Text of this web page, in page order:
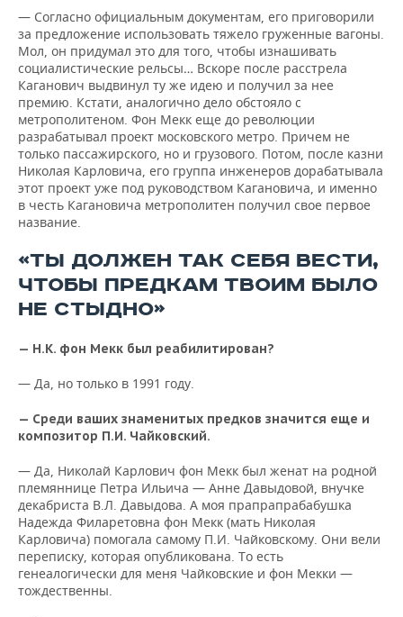
— Согласно официальным документам, его приговорили
за предложение использовать тяжело груженные вагоны.
Мол, он придумал это для того, чтобы изнашивать
социалистические рельсы… Вскоре после расстрела
Каганович выдвинул ту же идею и получил за нее
премию. Кстати, аналогично дело обстояло с
метрополитеном. Фон Мекк еще до революции
разрабатывал проект московского метро. Причем не
только пассажирского, но и грузового. Потом, после казни
Николая Карловича, его группа инженеров дорабатывала
этот проект уже под руководством Кагановича, и именно
в честь Кагановича метрополитен получил свое первое
название.
«ТЫ ДОЛЖЕН ТАК СЕБЯ ВЕСТИ,
ЧТОБЫ ПРЕДКАМ ТВОИМ БЫЛО
НЕ СТЫДНО»
— Н.К. фон Мекк был реабилитирован?
— Да, но только в 1991 году.
— Среди ваших знаменитых предков значится еще и
композитор П.И. Чайковский.
— Да, Николай Карлович фон Мекк был женат на родной
племяннице Петра Ильича — Анне Давыдовой, внучке
декабриста В.Л. Давыдова. А моя прапрапрабабушка
Надежда Филаретовна фон Мекк (мать Николая
Карловича) помогала самому П.И. Чайковскому. Они вели
переписку, которая опубликована. То есть
генеалогически для меня Чайковские и фон Мекки —
тождественны.